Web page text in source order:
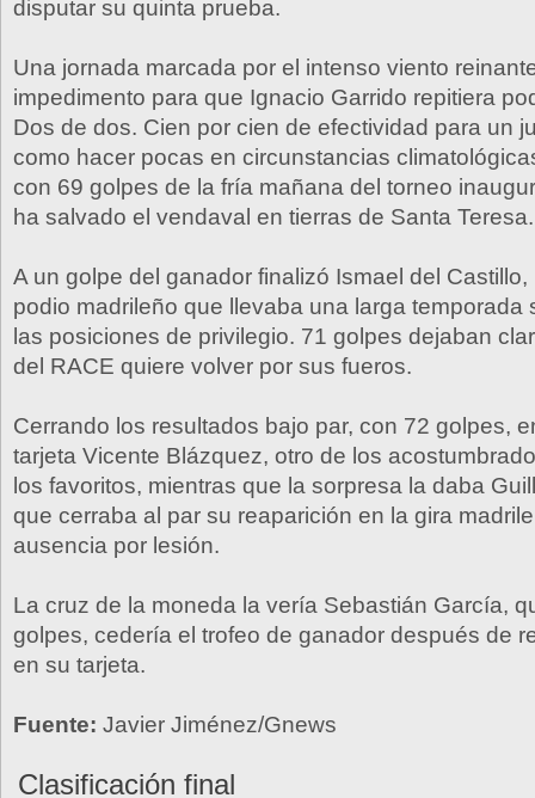
disputar su quinta prueba.
Una jornada marcada por el intenso viento
impedimento para que Ignacio Garrido repitiera
Dos de dos. Cien por cien de efectividad para un
como hacer pocas en circunstancias
con 69 golpes de la fría mañana del torneo
ha salvado el vendaval en tierras de Santa Teresa.
A un golpe del ganador finalizó Ismael del
podio madrileño que llevaba una larga temporada
las posiciones de privilegio. 71 golpes dejaban
del RACE quiere volver por sus fueros.
Cerrando los resultados bajo par, con 72 golpes,
tarjeta Vicente Blázquez, otro de los
los favoritos, mientras que la sorpresa la daba
que cerraba al par su reaparición en la gira
ausencia por lesión.
La cruz de la moneda la vería Sebastián García,
golpes, cedería el trofeo de ganador después de
en su tarjeta.
Fuente: Javier Jiménez/Gnews
Clasificación final